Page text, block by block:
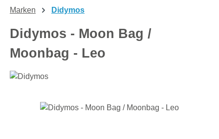
Marken Didymos
Didymos - Moon Bag /
Moonbag - Leo
Bildergalerie überspringen